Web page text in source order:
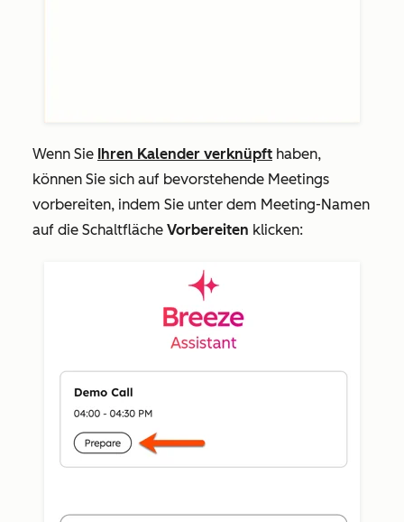
Wenn Sie Ihren Kalender verknüpft haben,
können Sie sich auf bevorstehende Meetings
vorbereiten, indem Sie unter dem Meeting-Namen
auf die Schaltfläche Vorbereiten klicken: